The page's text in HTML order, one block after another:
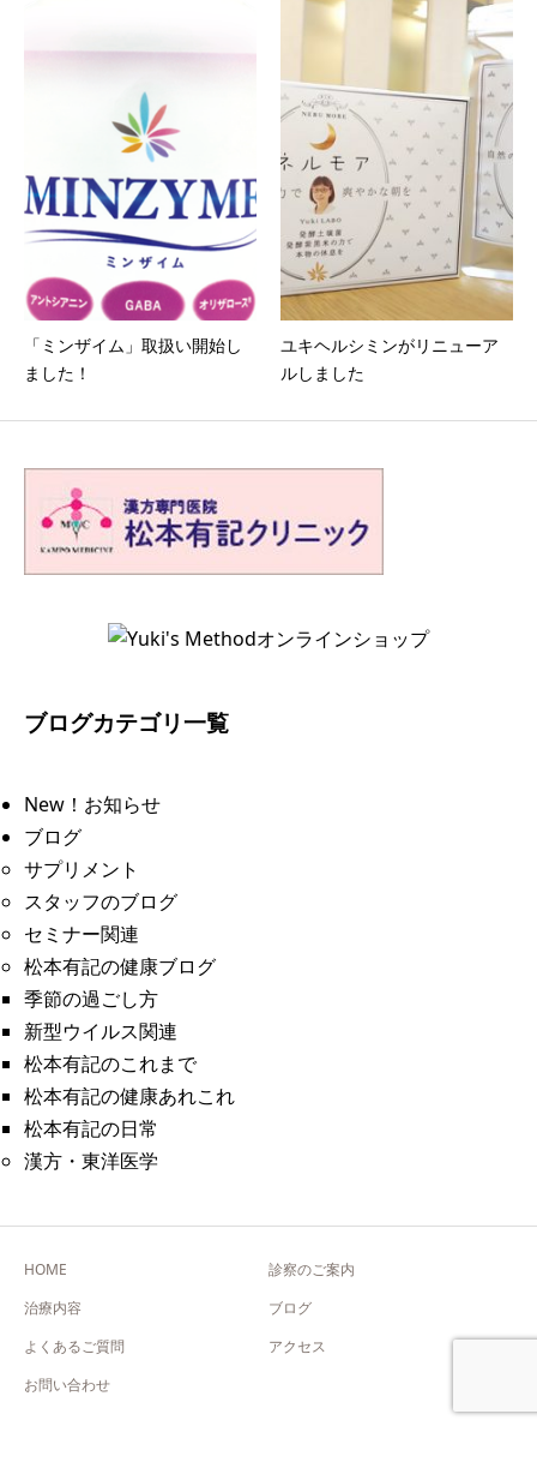
「ミンザイム」取扱い開始し
ました！
ユキヘルシミンがリニューア
ルしました
ブログカテゴリ一覧
New！お知らせ
ブログ
サプリメント
スタッフのブログ
セミナー関連
松本有記の健康ブログ
季節の過ごし方
新型ウイルス関連
松本有記のこれまで
松本有記の健康あれこれ
松本有記の日常
漢方・東洋医学
HOME
診察のご案内
治療内容
ブログ
よくあるご質問
アクセス
お問い合わせ